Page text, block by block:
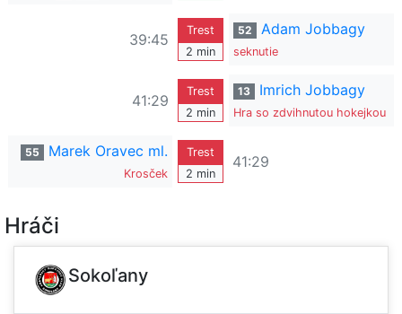
39:45
Trest
2 min
52 Adam Jobbagy
seknutie
41:29
Trest
2 min
13 Imrich Jobbagy
Hra so zdvihnutou hokejkou
55 Marek Oravec ml.
Krosček
Trest
2 min
41:29
Hráči
Sokoľany